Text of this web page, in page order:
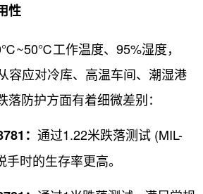
性
工作温度、95%湿度，
容应对冷库、高温车间、潮湿港
防护方面有着细微差别：
： 通过1.22米跌落测试 (MIL-
时的生存率更高。